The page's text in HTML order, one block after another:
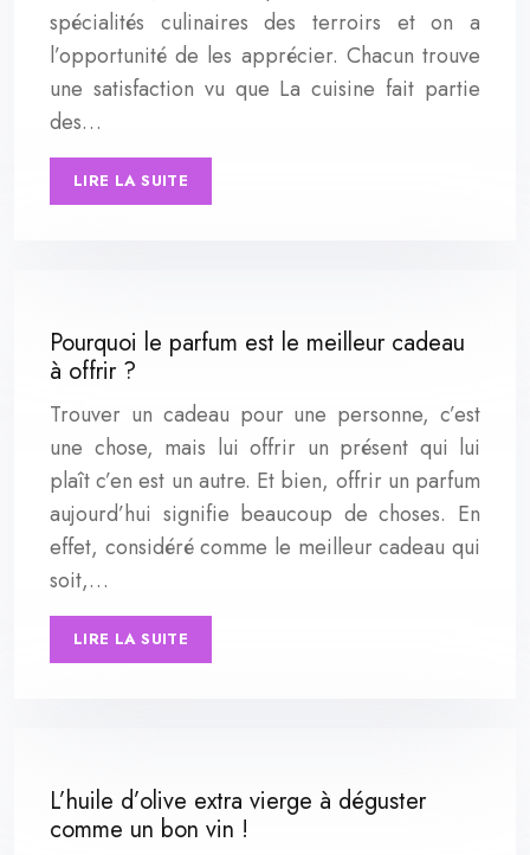
spécialités culinaires des terroirs et on a
l’opportunité de les apprécier. Chacun trouve
une satisfaction vu que La cuisine fait partie
des…
LIRE LA SUITE
Pourquoi le parfum est le meilleur cadeau
à offrir ?
Trouver un cadeau pour une personne, c’est
une chose, mais lui offrir un présent qui lui
plaît c’en est un autre. Et bien, offrir un parfum
aujourd’hui signifie beaucoup de choses. En
effet, considéré comme le meilleur cadeau qui
soit,…
LIRE LA SUITE
L’huile d’olive extra vierge à déguster
comme un bon vin !